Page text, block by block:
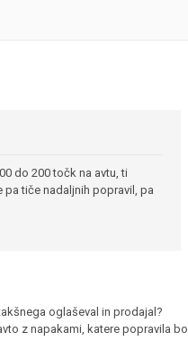
do 200 točk na avtu, ti
tiče nadaljnih popravil, pa
oglaševal in prodajal?
z napakami, katere popravila bo